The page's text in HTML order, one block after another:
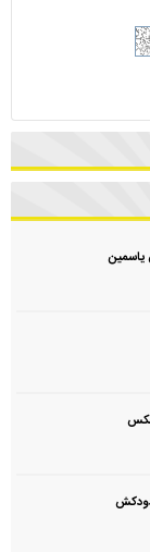
عکس
دودکش